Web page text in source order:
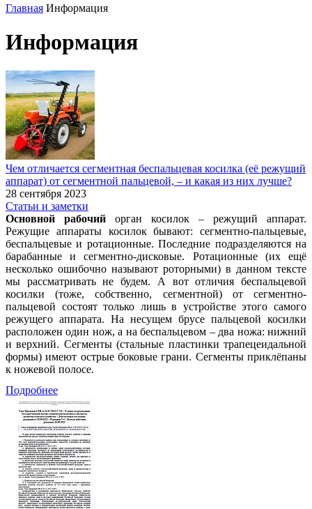
Главная Информация
Информация
Чем отличается сегментная беспальцевая косилка (её режущий
аппарат) от сегментной пальцевой, – и какая из них лучше?
28 сентября 2023
Статьи и заметки
Основной рабочий орган косилок – режущий аппарат.
Режущие аппараты косилок бывают: сегментно-пальцевые,
беспальцевые и ротационные. Последние подразделяются на
барабанные и сегментно-дисковые. Ротационные (их ещё
несколько ошибочно называют роторными) в данном тексте
мы рассматривать не будем. А вот отличия беспальцевой
косилки (тоже, собственно, сегментной) от сегментно-
пальцевой состоят только лишь в устройстве этого самого
режущего аппарата. На несущем брусе пальцевой косилки
расположен один нож, а на беспальцевом – два ножа: нижний
и верхний. Сегменты (стальные пластинки трапецеидальной
формы) имеют острые боковые грани. Сегменты приклёпаны
к ножевой полосе.
Подробнее